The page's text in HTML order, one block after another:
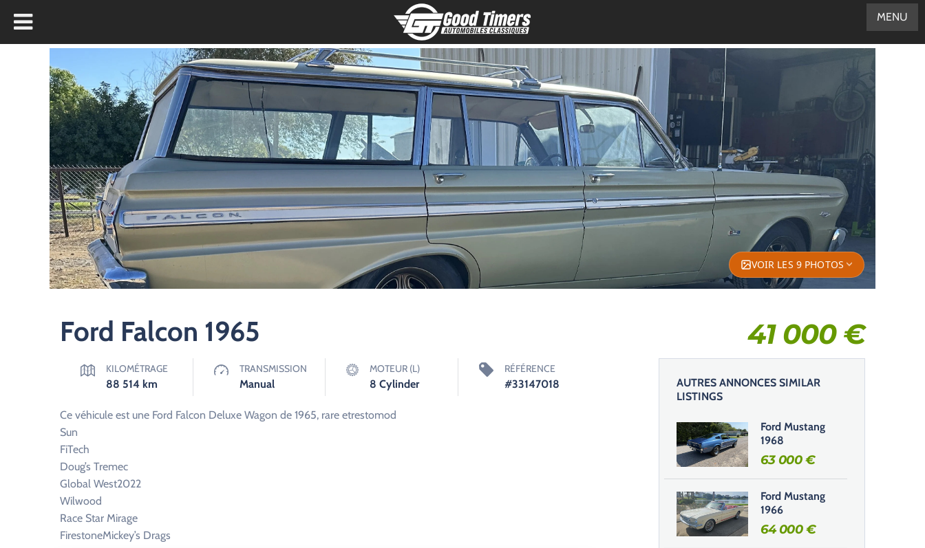
VOIR LES 9 PHOTOS
Ford Falcon 1965 41 000€
KILOMÉTRAGE
88 514 km
TRANSMISSION
Manual
MOTEUR (L)
8 Cylinder
RÉFÉRENCE
#33147018
Ce véhicule est une Ford Falcon Deluxe Wagon de 1965, rare etrestomod
Sun
FiTech
Doug’s Tremec
Global West2022
Wilwood
Race Star Mirage
FirestoneMickey’s Drags
AUTRES ANNONCES SIMILAR
LISTINGS
Ford Mustang
1968
63 000€
Ford Mustang
1966
64 000€
MENU